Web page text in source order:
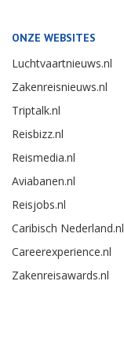
ONZE WEBSITES
Luchtvaartnieuws.nl
Zakenreisnieuws.nl
Triptalk.nl
Reisbizz.nl
Reismedia.nl
Aviabanen.nl
Reisjobs.nl
Caribisch Nederland.nl
Careerexperience.nl
Zakenreisawards.nl